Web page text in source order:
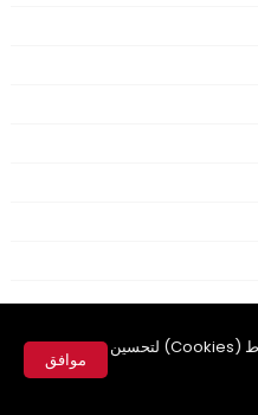
يستخدم هذا الموقع ملفات تعريف الارتباط (Cookies) لتحسين
موافق